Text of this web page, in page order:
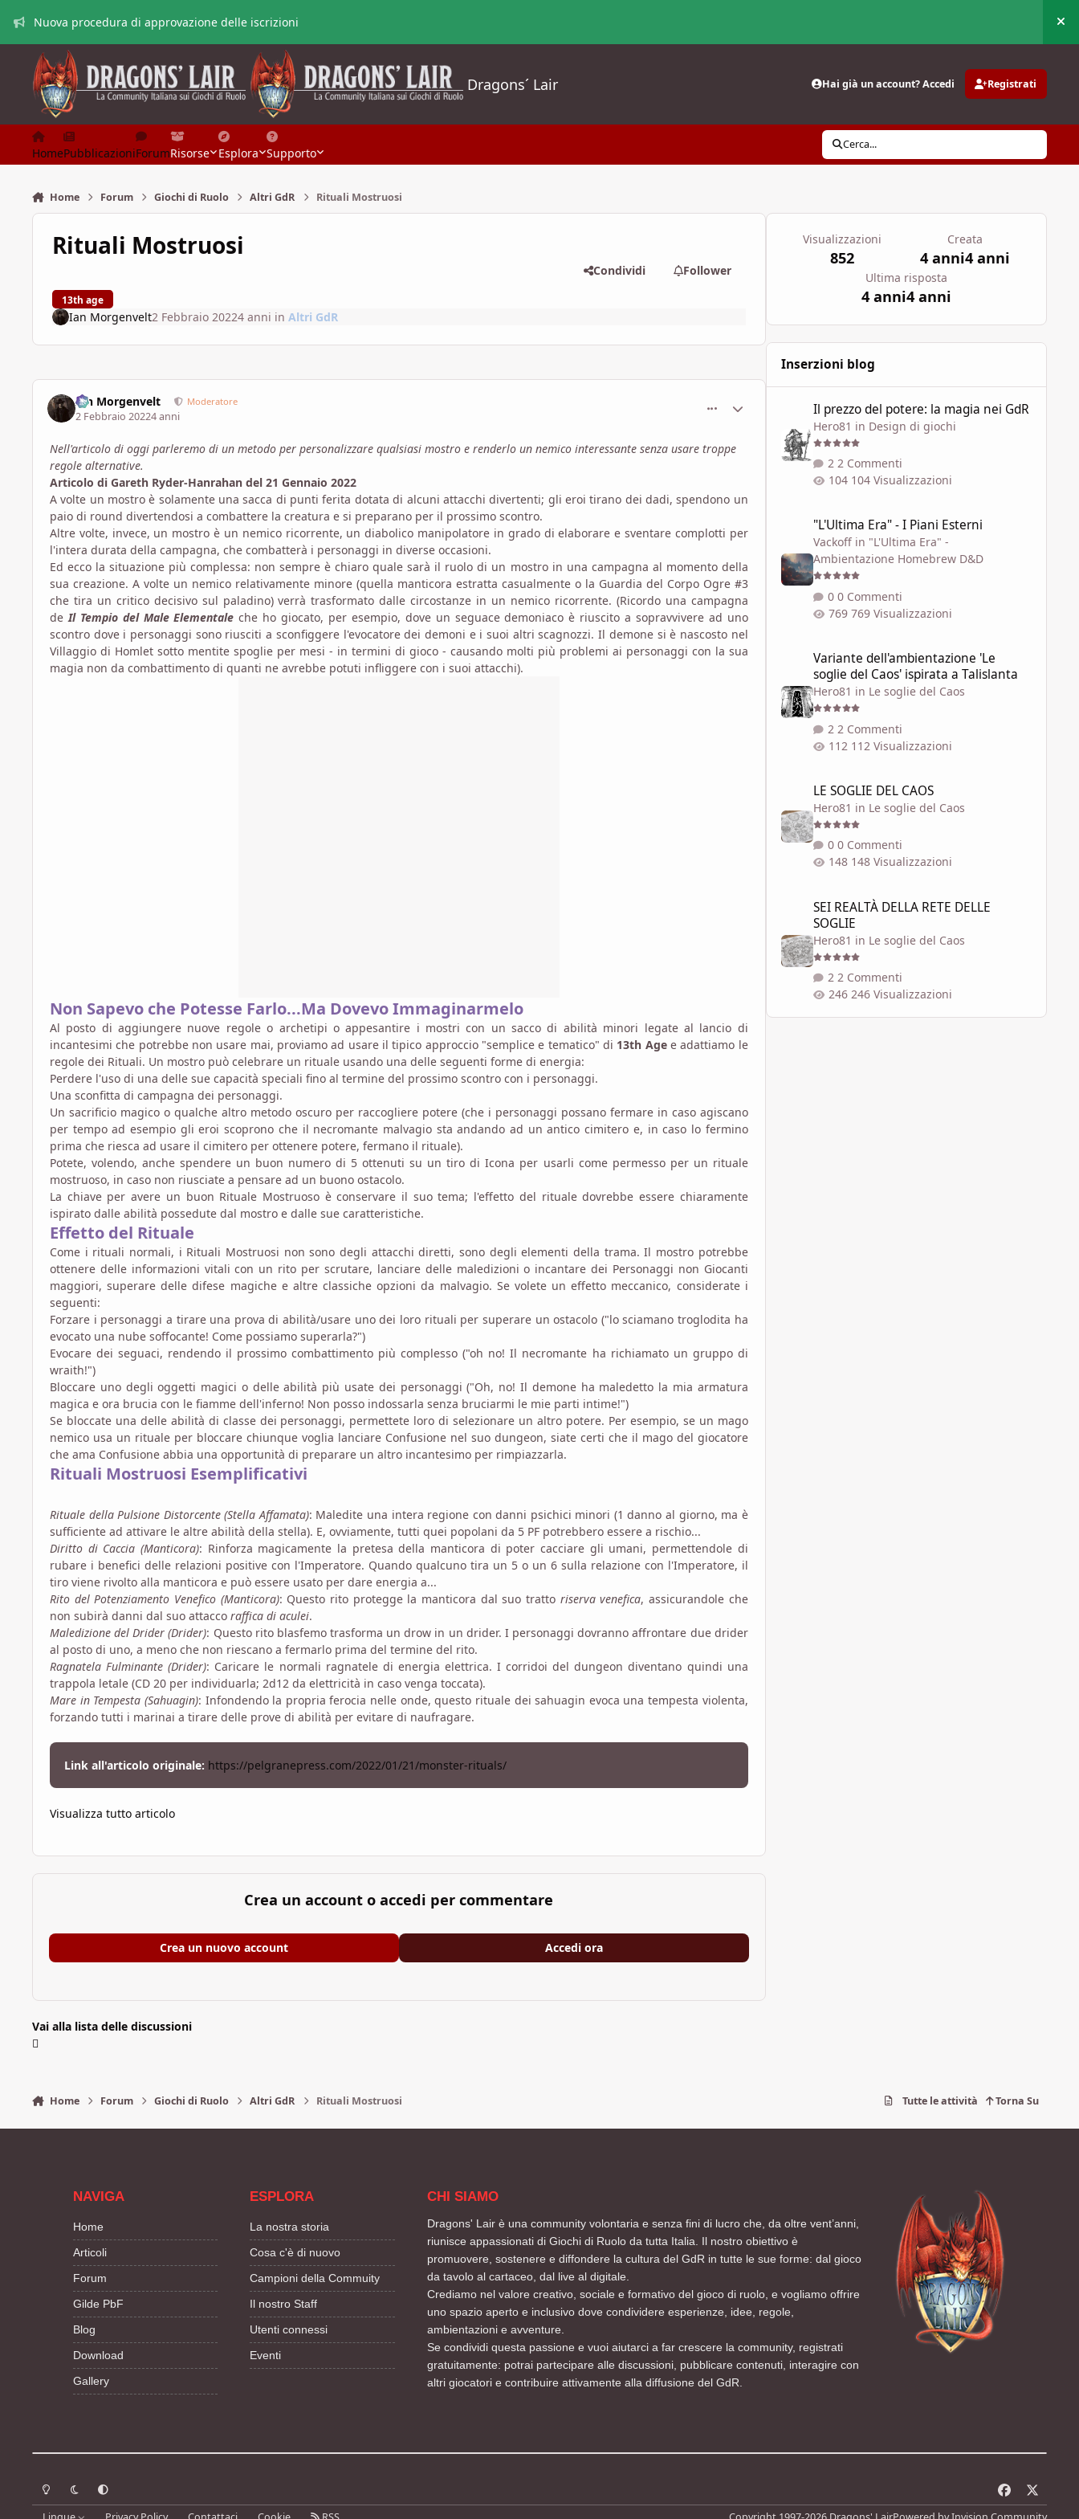
Nuova procedura di approvazione delle iscrizioni
Dragons´ Lair Hai già un account? Accedi Registrati
HomePubblicazioniForumRisorse Esplora Supporto
Cerca...
Home Forum Giochi di Ruolo Altri GdR Rituali Mostruosi
Rituali Mostruosi
13th age
Condividi Follower
Ian Morgenvelt2 Febbraio 20224 anni in Altri GdR
Ian Morgenvelt Moderatore
2 Febbraio 20224 anni
Statistiche Autore
Nell'articolo di oggi parleremo di un metodo per personalizzare qualsiasi mostro e renderlo un nemico interessante senza usare troppe
regole alternative.
Articolo di Gareth Ryder-Hanrahan del 21 Gennaio 2022
A volte un mostro è solamente una sacca di punti ferita dotata di alcuni attacchi divertenti; gli eroi tirano dei dadi, spendono un
paio di round divertendosi a combattere la creatura e si preparano per il prossimo scontro.
Altre volte, invece, un mostro è un nemico ricorrente, un diabolico manipolatore in grado di elaborare e sventare complotti per
l'intera durata della campagna, che combatterà i personaggi in diverse occasioni.
Ed ecco la situazione più complessa: non sempre è chiaro quale sarà il ruolo di un mostro in una campagna al momento della
sua creazione. A volte un nemico relativamente minore (quella manticora estratta casualmente o la Guardia del Corpo Ogre #3
che tira un critico decisivo sul paladino) verrà trasformato dalle circostanze in un nemico ricorrente. (Ricordo una campagna
de Il Tempio del Male Elementale che ho giocato, per esempio, dove un seguace demoniaco è riuscito a sopravvivere ad uno
scontro dove i personaggi sono riusciti a sconfiggere l'evocatore dei demoni e i suoi altri scagnozzi. Il demone si è nascosto nel
Villaggio di Homlet sotto mentite spoglie per mesi - in termini di gioco - causando molti più problemi ai personaggi con la sua
magia non da combattimento di quanti ne avrebbe potuti infliggere con i suoi attacchi).
Non Sapevo che Potesse Farlo...Ma Dovevo Immaginarmelo
Al posto di aggiungere nuove regole o archetipi o appesantire i mostri con un sacco di abilità minori legate al lancio di
incantesimi che potrebbe non usare mai, proviamo ad usare il tipico approccio "semplice e tematico" di 13th Agee adattiamo le
regole dei Rituali. Un mostro può celebrare un rituale usando una delle seguenti forme di energia:
Perdere l'uso di una delle sue capacità speciali fino al termine del prossimo scontro con i personaggi.
Una sconfitta di campagna dei personaggi.
Un sacrificio magico o qualche altro metodo oscuro per raccogliere potere (che i personaggi possano fermare in caso agiscano
per tempo ad esempio gli eroi scoprono che il necromante malvagio sta andando ad un antico cimitero e, in caso lo fermino
prima che riesca ad usare il cimitero per ottenere potere, fermano il rituale).
Potete, volendo, anche spendere un buon numero di 5 ottenuti su un tiro di Icona per usarli come permesso per un rituale
mostruoso, in caso non riusciate a pensare ad un buono ostacolo.
La chiave per avere un buon Rituale Mostruoso è conservare il suo tema; l'effetto del rituale dovrebbe essere chiaramente
ispirato dalle abilità possedute dal mostro e dalle sue caratteristiche.
Effetto del Rituale
Come i rituali normali, i Rituali Mostruosi non sono degli attacchi diretti, sono degli elementi della trama. Il mostro potrebbe
ottenere delle informazioni vitali con un rito per scrutare, lanciare delle maledizioni o incantare dei Personaggi non Giocanti
maggiori, superare delle difese magiche e altre classiche opzioni da malvagio. Se volete un effetto meccanico, considerate i
seguenti:
Forzare i personaggi a tirare una prova di abilità/usare uno dei loro rituali per superare un ostacolo ("lo sciamano troglodita ha
evocato una nube soffocante! Come possiamo superarla?")
Evocare dei seguaci, rendendo il prossimo combattimento più complesso ("oh no! Il necromante ha richiamato un gruppo di
wraith!")
Bloccare uno degli oggetti magici o delle abilità più usate dei personaggi ("Oh, no! Il demone ha maledetto la mia armatura
magica e ora brucia con le fiamme dell'inferno! Non posso indossarla senza bruciarmi le mie parti intime!")
Se bloccate una delle abilità di classe dei personaggi, permettete loro di selezionare un altro potere. Per esempio, se un mago
nemico usa un rituale per bloccare chiunque voglia lanciare Confusione nel suo dungeon, siate certi che il mago del giocatore
che ama Confusione abbia una opportunità di preparare un altro incantesimo per rimpiazzarla.
Rituali Mostruosi Esemplificativi
Rituale della Pulsione Distorcente (Stella Affamata): Maledite una intera regione con danni psichici minori (1 danno al giorno, ma è
sufficiente ad attivare le altre abilità della stella). E, ovviamente, tutti quei popolani da 5 PF potrebbero essere a rischio...
Diritto di Caccia (Manticora): Rinforza magicamente la pretesa della manticora di poter cacciare gli umani, permettendole di
rubare i benefici delle relazioni positive con l'Imperatore. Quando qualcuno tira un 5 o un 6 sulla relazione con l'Imperatore, il
tiro viene rivolto alla manticora e può essere usato per dare energia a...
Rito del Potenziamento Venefico (Manticora): Questo rito protegge la manticora dal suo tratto riserva venefica, assicurandole che
non subirà danni dal suo attacco raffica di aculei.
Maledizione del Drider (Drider): Questo rito blasfemo trasforma un drow in un drider. I personaggi dovranno affrontare due drider
al posto di uno, a meno che non riescano a fermarlo prima del termine del rito.
Ragnatela Fulminante (Drider): Caricare le normali ragnatele di energia elettrica. I corridoi del dungeon diventano quindi una
trappola letale (CD 20 per individuarla; 2d12 da elettricità in caso venga toccata).
Mare in Tempesta (Sahuagin): Infondendo la propria ferocia nelle onde, questo rituale dei sahuagin evoca una tempesta violenta,
forzando tutti i marinai a tirare delle prove di abilità per evitare di naufragare.
Link all'articolo originale: https://pelgranepress.com/2022/01/21/monster-rituals/
Visualizza tutto articolo
Crea un account o accedi per commentare
Crea un nuovo account Accedi ora
Vai alla lista delle discussioni
Visualizzazioni
852
Creata
4 anni4 anni
Ultima risposta
4 anni4 anni
Inserzioni blog
Il prezzo del potere: la magia nei GdR
Hero81 in Design di giochi
2 Commenti
104 Visualizzazioni
"L'Ultima Era" - I Piani Esterni
Vackoffin "L'Ultima Era" -
Ambientazione Homebrew D&D
0 Commenti
769 Visualizzazioni
Variante dell'ambientazione 'Le
soglie del Caos' ispirata a Talislanta
Hero81 in Le soglie del Caos
2 Commenti
112 Visualizzazioni
LE SOGLIE DEL CAOS
Hero81 in Le soglie del Caos
0 Commenti
148 Visualizzazioni
SEI REALTÀ DELLA RETE DELLE
SOGLIE
Hero81 in Le soglie del Caos
2 Commenti
246 Visualizzazioni
Home Forum Giochi di Ruolo Altri GdR Rituali Mostruosi Tutte le attività Torna Su
NAVIGA
Home
Articoli
Forum
Gilde PbF
Blog
Download
Gallery
ESPLORA
La nostra storia
Cosa c'è di nuovo
Campioni della Commuity
Il nostro Staff
Utenti connessi
Eventi
CHI SIAMO
Dragons' Lair è una community volontaria e senza fini di lucro che, da oltre vent’anni,
riunisce appassionati di Giochi di Ruolo da tutta Italia. Il nostro obiettivo è
promuovere, sostenere e diffondere la cultura del GdR in tutte le sue forme: dal gioco
da tavolo al cartaceo, dal live al digitale.
Crediamo nel valore creativo, sociale e formativo del gioco di ruolo, e vogliamo offrire
uno spazio aperto e inclusivo dove condividere esperienze, idee, regole,
ambientazioni e avventure.
Se condividi questa passione e vuoi aiutarci a far crescere la community, registrati
gratuitamente: potrai partecipare alle discussioni, pubblicare contenuti, interagire con
altri giocatori e contribuire attivamente alla diffusione del GdR.
Modalità chiara
Modalità scuraSegui la preferenza del sistema
a